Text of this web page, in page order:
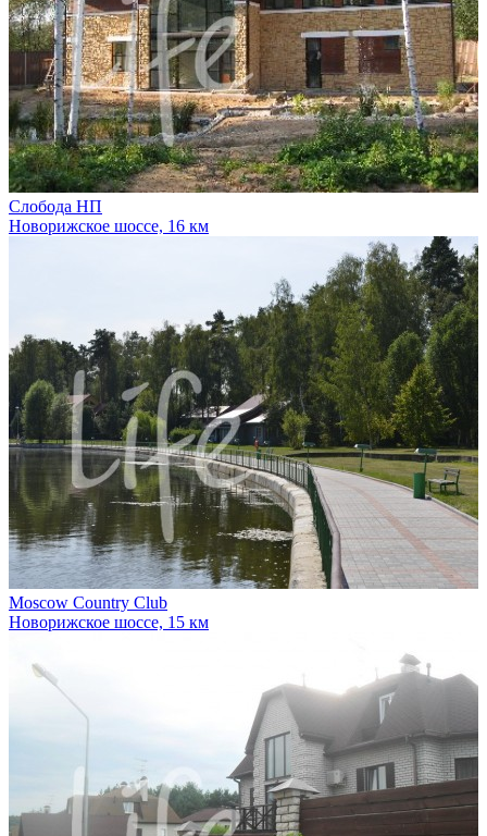
Слобода НП
Новорижское шоссе, 16 км
Moscow Country Club
Новорижское шоссе, 15 км